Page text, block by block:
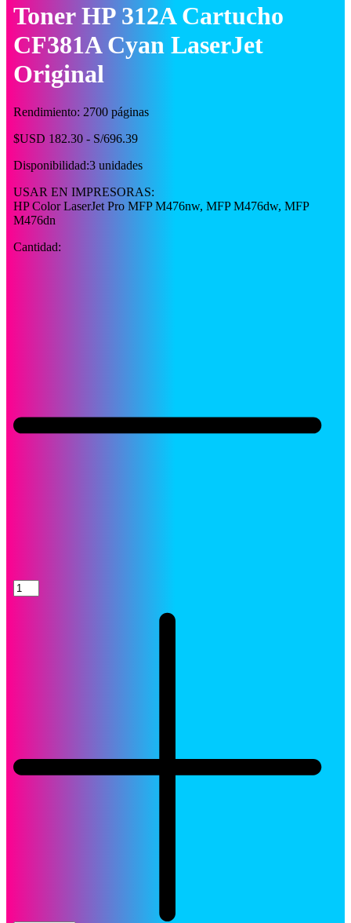
Toner HP 312A Cartucho
CF381A Cyan LaserJet
Original
Rendimiento: 2700 páginas
$USD 182.30 - S/696.39
Disponibilidad:3 unidades
USAR EN IMPRESORAS:
HP Color LaserJet Pro MFP M476nw, MFP M476dw, MFP
M476dn
Cantidad:
Toner
HP